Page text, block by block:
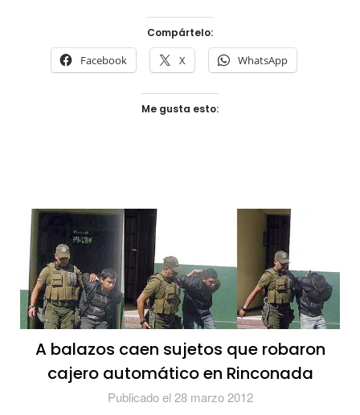
Compártelo:
Facebook X WhatsApp
Me gusta esto:
A balazos caen sujetos que robaron
cajero automático en Rinconada
Publicado el 28 marzo 2012